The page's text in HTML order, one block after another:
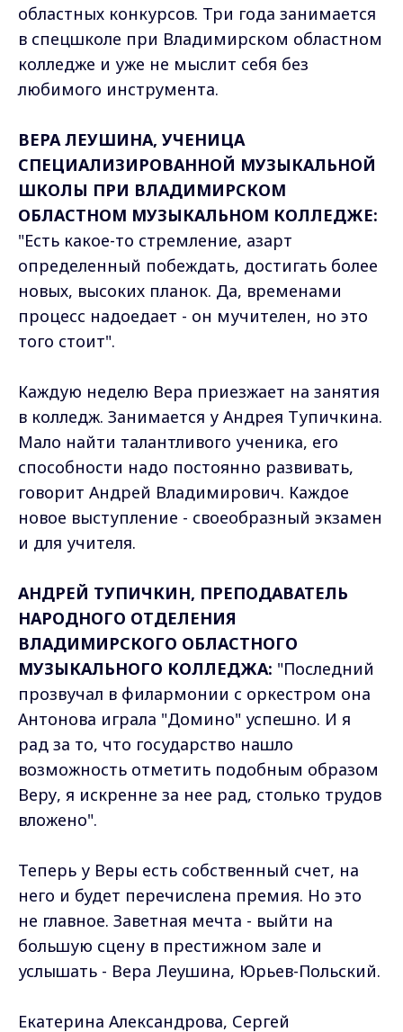
областных конкурсов. Три года занимается
в спецшколе при Владимирском областном
колледже и уже не мыслит себя без
любимого инструмента.
ВЕРА ЛЕУШИНА, УЧЕНИЦА
СПЕЦИАЛИЗИРОВАННОЙ МУЗЫКАЛЬНОЙ
ШКОЛЫ ПРИ ВЛАДИМИРСКОМ
ОБЛАСТНОМ МУЗЫКАЛЬНОМ КОЛЛЕДЖЕ:
"Есть какое-то стремление, азарт
определенный побеждать, достигать более
новых, высоких планок. Да, временами
процесс надоедает - он мучителен, но это
того стоит".
Каждую неделю Вера приезжает на занятия
в колледж. Занимается у Андрея Тупичкина.
Мало найти талантливого ученика, его
способности надо постоянно развивать,
говорит Андрей Владимирович. Каждое
новое выступление - своеобразный экзамен
и для учителя.
АНДРЕЙ ТУПИЧКИН, ПРЕПОДАВАТЕЛЬ
НАРОДНОГО ОТДЕЛЕНИЯ
ВЛАДИМИРСКОГО ОБЛАСТНОГО
МУЗЫКАЛЬНОГО КОЛЛЕДЖА: "Последний
прозвучал в филармонии с оркестром она
Антонова играла "Домино" успешно. И я
рад за то, что государство нашло
возможность отметить подобным образом
Веру, я искренне за нее рад, столько трудов
вложено".
Теперь у Веры есть собственный счет, на
него и будет перечислена премия. Но это
не главное. Заветная мечта - выйти на
большую сцену в престижном зале и
услышать - Вера Леушина, Юрьев-Польский.
Екатерина Александрова, Сергей